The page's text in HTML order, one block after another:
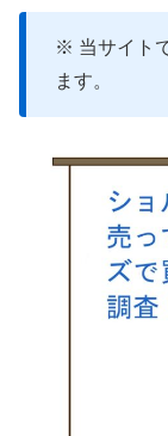
※ 当サイト
ます。